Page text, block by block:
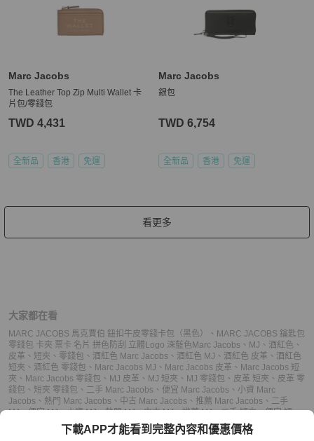
Marc Jacobs
The Leather Top Zip Multi Wallet 卡
片包/零錢包
TWD 4,431
全新品 香港 免運
Marc Jacobs
銀包
TWD 6,754
全新品 香港 免運
看更多
大家都在看
MARC JACOBS 馬克賈伯 鈕扣牛皮零錢卡包（黑色） 、 MARC JACOBS 鑰匙包
零錢包 卡夾 票卡 名片 拼色防刮 立體Logo 深藍色 Marc Jacobs 、 MJ 、 酒紅色 、
皮革 、 短夾 、 零錢包 、 酒紅色 Marc Jacobs 、 酒紅色 MJ 、 酒紅色 皮革 、 酒紅色
短夾 、 酒紅色 零錢包 、 Marc Jacobs MJ 、 Marc Jacobs 皮革 、 Marc Jacobs 短
夾 、 Marc Jacobs 零錢包 、 MJ 皮革 、 MJ 短夾 、 MJ 零錢包 、 皮革 短夾 、 皮革 零
錢包 、 短夾 零錢包 、 二手 Marc Jacobs 、 便宜 Marc Jacobs 、 小資 Marc
Jacobs 、 熱門 Marc Jacobs 、 中古 Marc Jacobs 、 推薦 Marc Jacobs 、 二手
MJ、便宜 MJ、小資 MJ、熱門 MJ、中古 MJ、推薦 MJ、二手 短夾、便宜 短
、熱門 短夾、 中古 短夾、推薦 短夾、二手 零錢包、
小資 零錢包 、熱門 零錢包、中古 零錢包、推薦 零錢包
下載APP才能看到完整內容和優惠價格